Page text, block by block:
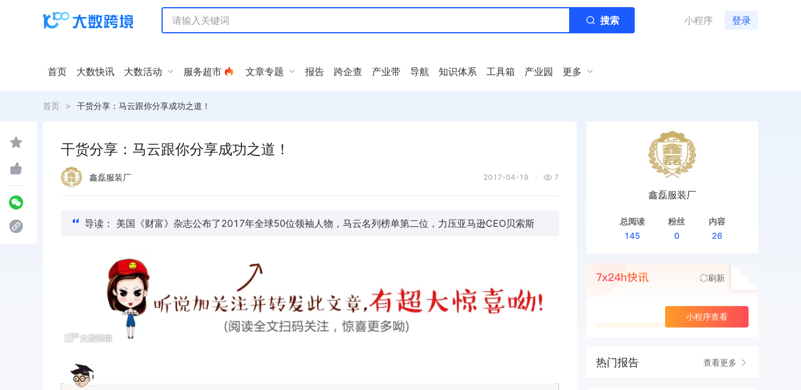
搜索 小程序 登录
首页 大数快讯 大数活动 服务超市 文章专题 报告 跨企查 产业带 导航 知识体系 工具箱 产业园 更多
首页 > 干货分享：马云跟你分享成功之道！
干货分享：马云跟你分享成功之道！
鑫磊服装厂 2017-04-19 7
导读： 美国《财富》杂志公布了2017年全球50位领袖人物，马云名列榜单第二位，力压亚马逊CEO贝索斯
鑫磊服装厂
总阅读
145
粉丝
0
内容
26
刷新
小程序查看
热门报告 查看更多